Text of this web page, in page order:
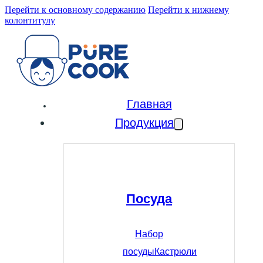
Перейти к основному содержанию Перейти к нижнему
колонтитулу
Главная
Продукция
Посуда
Набор
посудыКастрюли